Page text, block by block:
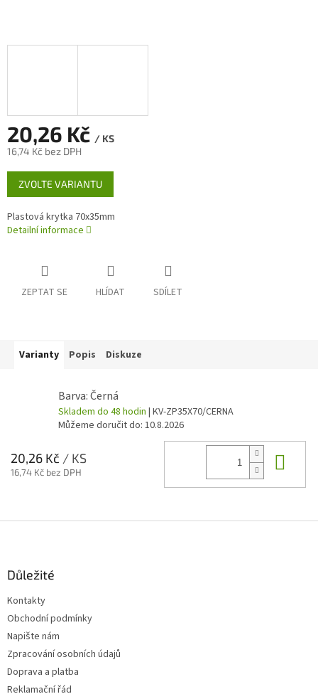
20,26 Kč / KS
16,74 Kč bez DPH
Měrná
cena:
ZVOLTE VARIANTU
Plastová krytka 70x35mm
Detailní informace
ZEPTAT SE HLÍDAT SDÍLET
Varianty Popis Diskuze
Barva: Černá
Skladem do 48 hodin | KV-ZP35X70/CERNA
Můžeme doručit do: 10.8.2026
20,26 Kč / KS
16,74 Kč bez DPH
Důležité
Kontakty
Obchodní podmínky
Napište nám
Zpracování osobních údajů
Doprava a platba
Reklamační řád